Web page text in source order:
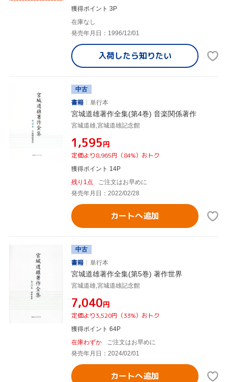
獲得ポイント 3P
在庫なし
発売年月日：1996/12/01
入荷したら知りたい
中古
書籍
単行本
宮城道雄著作全集(第4巻) 音楽関係著作
宮城道雄,宮城道雄記念館
¥1,595円
定価より8,965円（84%）おトク
獲得ポイント 14P
残り1点
ご注文はお早めに
発売年月日：2022/02/28
カートへ追加
中古
書籍
単行本
宮城道雄著作全集(第5巻) 著作世界
宮城道雄,宮城道雄記念館
¥7,040円
定価より3,520円（33%）おトク
獲得ポイント 64P
在庫わずか
ご注文はお早めに
発売年月日：2024/02/01
カートへ追加